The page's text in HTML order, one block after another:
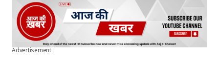
Advertisement